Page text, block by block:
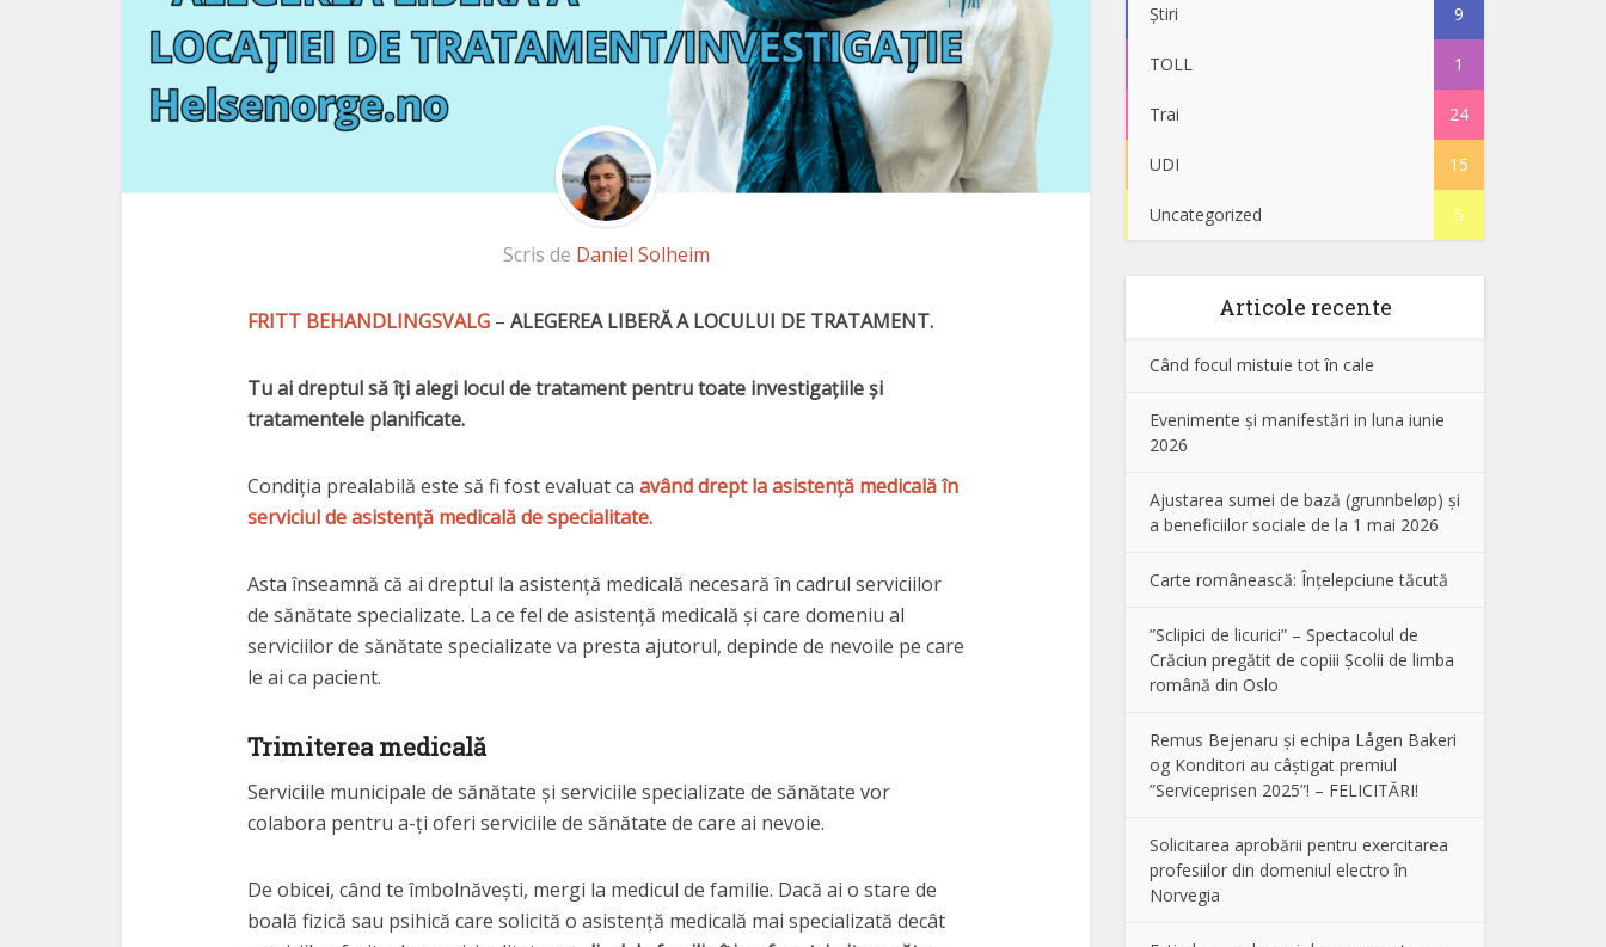
Scris de Daniel Solheim
FRITT BEHANDLINGSVALG – ALEGEREA LIBERĂ A LOCULUI DE TRATAMENT.
Tu ai dreptul să îți alegi locul de tratament pentru toate investigațiile și
tratamentele planificate.
Condiția prealabilă este să fi fost evaluat ca având drept la asistență medicală în
serviciul de asistență medicală de specialitate.
Asta înseamnă că ai dreptul la asistență medicală necesară în cadrul serviciilor
de sănătate specializate. La ce fel de asistență medicală și care domeniu al
serviciilor de sănătate specializate va presta ajutorul, depinde de nevoile pe care
le ai ca pacient.
Trimiterea medicală
Serviciile municipale de sănătate și serviciile specializate de sănătate vor
colabora pentru a-ți oferi serviciile de sănătate de care ai nevoie.
De obicei, când te îmbolnăvești, mergi la medicul de familie. Dacă ai o stare de
boală fizică sau psihică care solicită o asistență medicală mai specializată decât
Știri 9
TOLL 1
Trai 24
UDI 15
Uncategorized 5
Articole recente
Când focul mistuie tot în cale
Evenimente și manifestări in luna iunie
2026
Ajustarea sumei de bază (grunnbeløp) și
a beneficiilor sociale de la 1 mai 2026
Carte românească: Înțelepciune tăcută
”Sclipici de licurici” – Spectacolul de
Crăciun pregătit de copiii Școlii de limba
română din Oslo
Remus Bejenaru și echipa Lågen Bakeri
og Konditori au câștigat premiul
”Serviceprisen 2025”! – FELICITĂRI!
Solicitarea aprobării pentru exercitarea
profesiilor din domeniul electro în
Norvegia